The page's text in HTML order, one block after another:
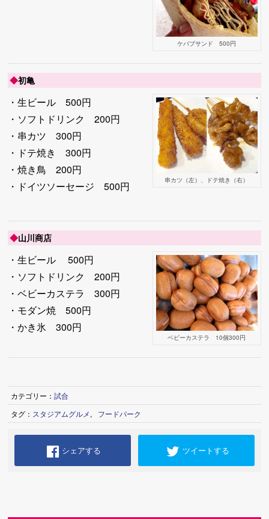
ケバブサンド 500円
◆初亀
串カツ（左）、ドテ焼き（右）
・生ビール 500円
・ソフトドリンク 200円
・串カツ 300円
・ドテ焼き 300円
・焼き鳥 200円
・ドイツソーセージ 500円
◆山川商店
ベビーカステラ 10個300円
・生ビール 500円
・ソフトドリンク 200円
・ベビーカステラ 300円
・モダン焼 500円
・かき氷 300円
カテゴリー：試合
タグ： スタジアムグルメ, フードパーク
シェアする ツイートする